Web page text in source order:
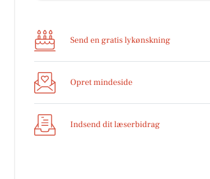
Send en gratis lykønskning
Opret mindeside
Indsend dit læserbidrag